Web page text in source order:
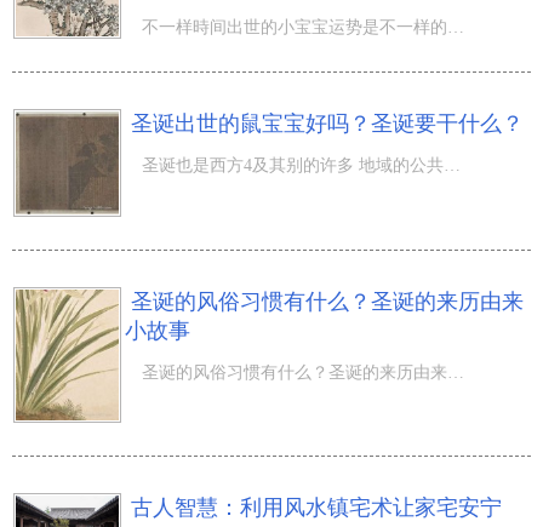
不一样時间出世的小宝宝运势是不一样的，那麼平安夜出世的鼠宝宝好吗？归属于什么命？下边的內容 平安夜出
圣诞出世的鼠宝宝好吗？圣诞要干什么？
圣诞的风俗习惯有什么？圣诞的来历由来
小故事
古人智慧：利用风水镇宅术让家宅安宁